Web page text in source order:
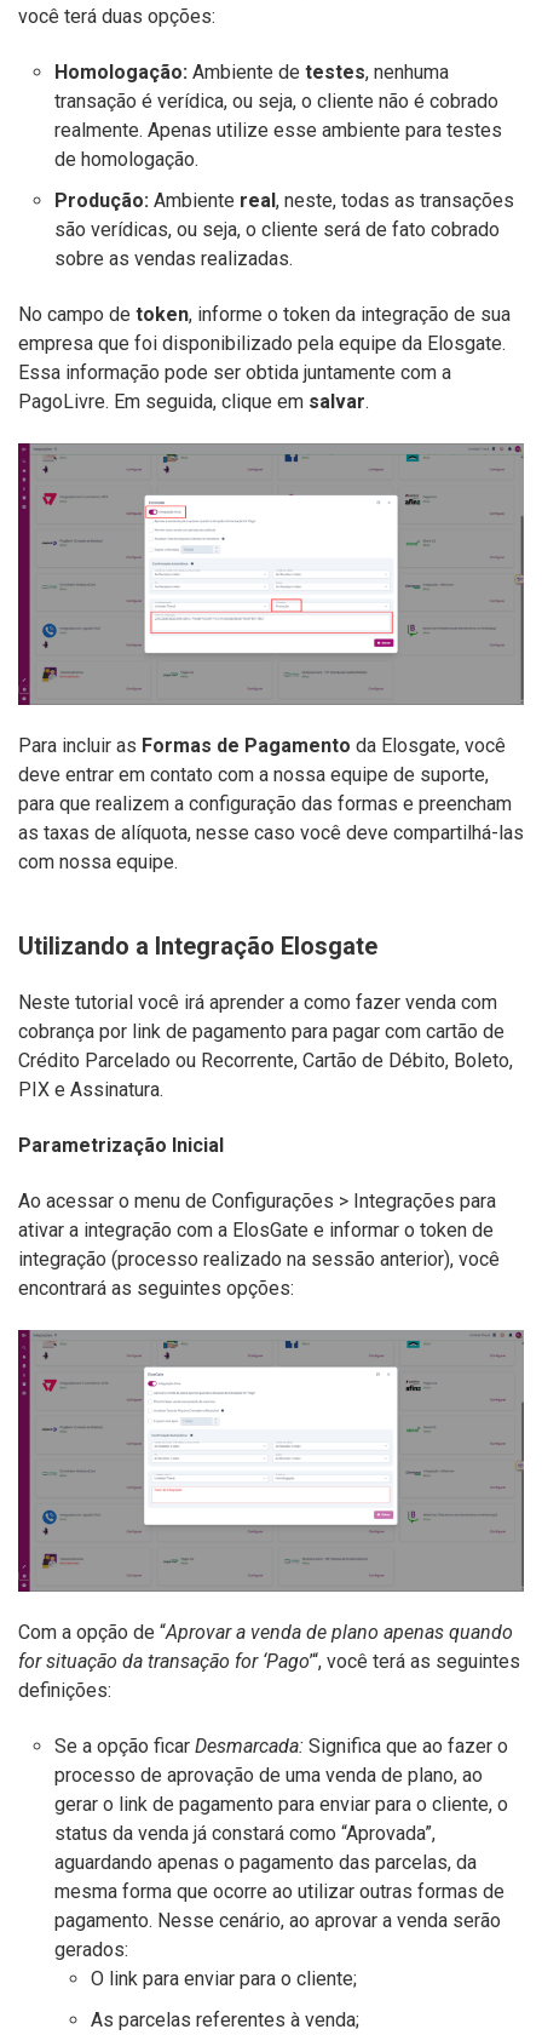
você terá duas opções:
Homologação: Ambiente de testes, nenhuma
transação é verídica, ou seja, o cliente não é cobrado
realmente. Apenas utilize esse ambiente para testes
de homologação.
Produção: Ambiente real, neste, todas as transações
são verídicas, ou seja, o cliente será de fato cobrado
sobre as vendas realizadas.
No campo de token, informe o token da integração de sua
empresa que foi disponibilizado pela equipe da Elosgate.
Essa informação pode ser obtida juntamente com a
PagoLivre. Em seguida, clique em salvar.
Para incluir as Formas de Pagamento da Elosgate, você
deve entrar em contato com a nossa equipe de suporte,
para que realizem a configuração das formas e preencham
as taxas de alíquota, nesse caso você deve compartilhá-las
com nossa equipe.
Utilizando a Integração Elosgate
Neste tutorial você irá aprender a como fazer venda com
cobrança por link de pagamento para pagar com cartão de
Crédito Parcelado ou Recorrente, Cartão de Débito, Boleto,
PIX e Assinatura.
Parametrização Inicial
Ao acessar o menu de Configurações > Integrações para
ativar a integração com a ElosGate e informar o token de
integração (processo realizado na sessão anterior), você
encontrará as seguintes opções:
Com a opção de “Aprovar a venda de plano apenas quando
for situação da transação for ‘Pago’“, você terá as seguintes
definições:
Se a opção ficar Desmarcada: Significa que ao fazer o
processo de aprovação de uma venda de plano, ao
gerar o link de pagamento para enviar para o cliente, o
status da venda já constará como “Aprovada”,
aguardando apenas o pagamento das parcelas, da
mesma forma que ocorre ao utilizar outras formas de
pagamento. Nesse cenário, ao aprovar a venda serão
gerados:
O link para enviar para o cliente;
As parcelas referentes à venda;